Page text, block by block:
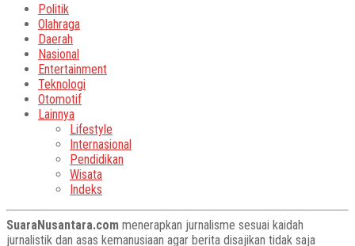
Politik
Olahraga
Daerah
Nasional
Entertainment
Teknologi
Otomotif
Lainnya
Lifestyle
Internasional
Pendidikan
Wisata
Indeks
SuaraNusantara.com menerapkan jurnalisme sesuai kaidah
jurnalistik dan asas kemanusiaan agar berita disajikan tidak saja